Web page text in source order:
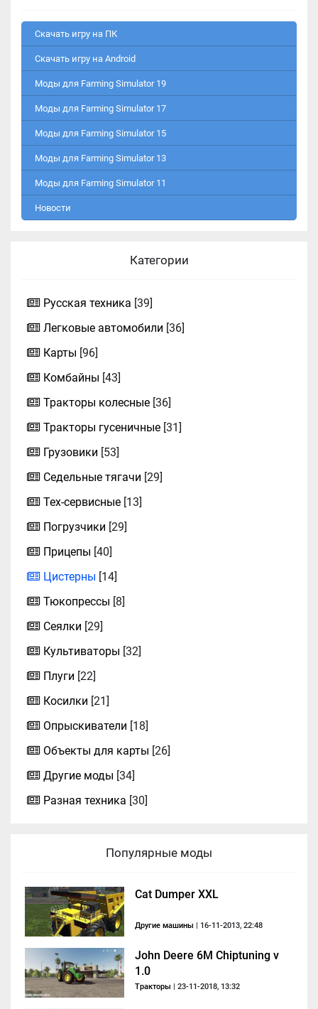
Скачать игру на ПК
Скачать игру на Android
Моды для Farming Simulator 19
Моды для Farming Simulator 17
Моды для Farming Simulator 15
Моды для Farming Simulator 13
Моды для Farming Simulator 11
Новости
Категории
Русская техника [39]
Легковые автомобили [36]
Карты [96]
Комбайны [43]
Тракторы колесные [36]
Тракторы гусеничные [31]
Грузовики [53]
Седельные тягачи [29]
Тех-сервисные [13]
Погрузчики [29]
Прицепы [40]
Цистерны [14]
Тюкопрессы [8]
Сеялки [29]
Культиваторы [32]
Плуги [22]
Косилки [21]
Опрыскиватели [18]
Объекты для карты [26]
Другие моды [34]
Разная техника [30]
Популярные моды
Cat Dumper XXL
Другие машины | 16-11-2013, 22:48
John Deere 6M Chiptuning v
1.0
Тракторы | 23-11-2018, 13:32